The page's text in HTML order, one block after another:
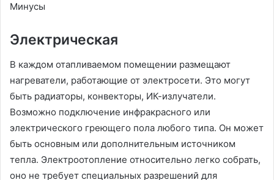
Минусы
Электрическая
В каждом отапливаемом помещении размещают
нагреватели, работающие от электросети. Это могут
быть радиаторы, конвекторы, ИК-излучатели.
Возможно подключение инфракрасного или
электрического греющего пола любого типа. Он может
быть основным или дополнительным источником
тепла. Электроотопление относительно легко собрать,
оно не требует специальных разрешений для